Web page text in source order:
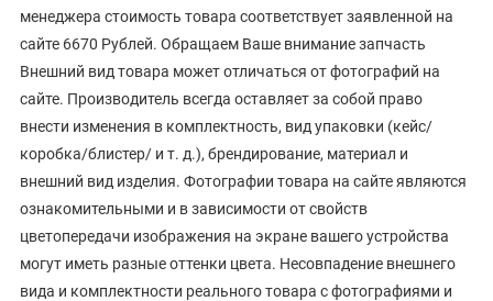
менеджера стоимость товара соответствует заявленной на
сайте 6670 Рублей. Обращаем Ваше внимание запчасть
Внешний вид товара может отличаться от фотографий на
сайте. Производитель всегда оставляет за собой право
внести изменения в комплектность, вид упаковки (кейс/
коробка/блистер/ и т. д.), брендирование, материал и
внешний вид изделия. Фотографии товара на сайте являются
ознакомительными и в зависимости от свойств
цветопередачи изображения на экране вашего устройства
могут иметь разные оттенки цвета. Несовпадение внешнего
вида и комплектности реального товара с фотографиями и